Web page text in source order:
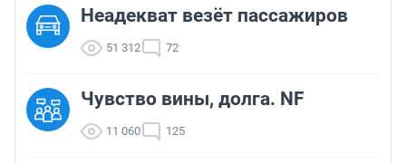
Неадекват везёт пассажиров
51 312 72
Чувство вины, долга. NF
11 060 125